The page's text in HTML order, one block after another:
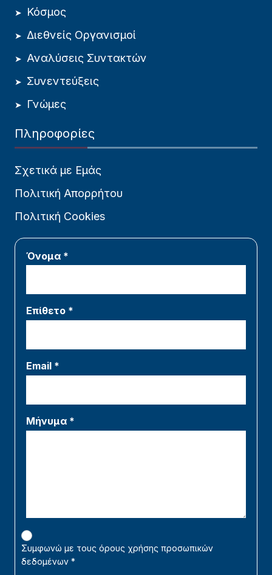
Κόσμος
Διεθνείς Οργανισμοί
Αναλύσεις Συντακτών
Συνεντεύξεις
Γνώμες
Πληροφορίες
Σχετικά με Εμάς
Πολιτική Απορρήτου
Πολιτική Cookies
Όνομα *
Επίθετο *
Email *
Μήνυμα *
Συμφωνώ με τους όρους χρήσης προσωπικών
δεδομένων *